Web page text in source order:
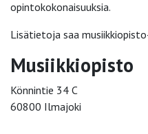
opintokokonaisuuksia.
Lisätietoja saa
Musiikkiopisto
Könnintie 34 C
60800 Ilmajoki